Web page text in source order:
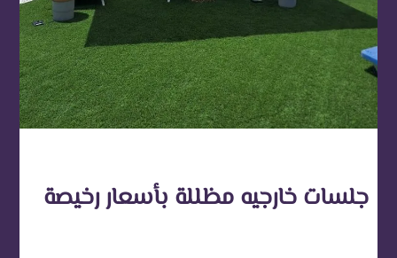
جلسات خارجيه مظللة بأسعار رخيصة